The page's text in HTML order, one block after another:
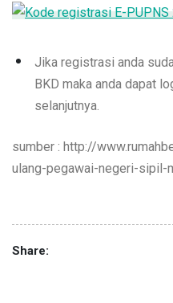
Jika registrasi anda
BKD maka anda dapat
selanjutnya.
sumber : http://
ulang-pegawai-negeri-sipil-
Share: